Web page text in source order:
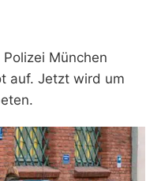
München
auf. Jetzt wird um